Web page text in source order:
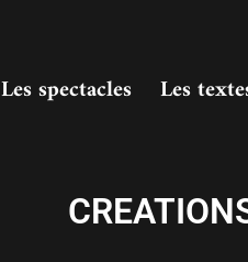
Les spectacles Les